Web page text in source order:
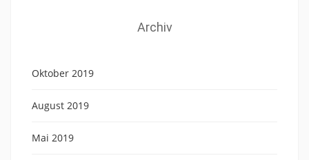
Archiv
Oktober 2019
August 2019
Mai 2019